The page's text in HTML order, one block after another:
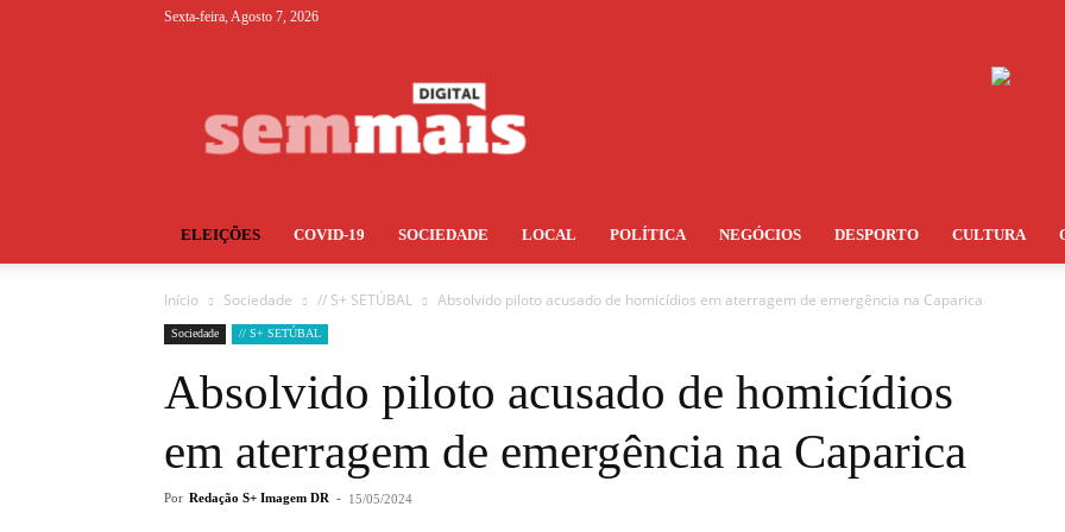
Sexta-feira, Agosto 7, 2026
ELEIÇÕES COVID-19 SOCIEDADE LOCAL POLÍTICA NEGÓCIOS DESPORTO CULTURA
Início Sociedade // S+ SETÚBAL Absolvido piloto acusado de homicídios em aterragem de emergência na Caparica
Sociedade // S+ SETÚBAL
Absolvido piloto acusado de homicídios
em aterragem de emergência na Caparica
Por Redação S+ Imagem DR - 15/05/2024